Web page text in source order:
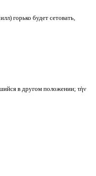
горько будет сетовать,
в другом положении; τὴν